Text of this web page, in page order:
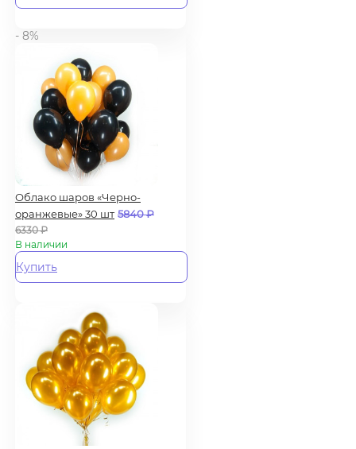
- 8%
Облако шаров «Черно-
оранжевые» 30 шт 5840₽
6330₽
В наличии
Купить